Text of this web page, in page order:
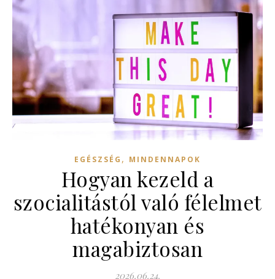
EGÉSZSÉG , MINDENNAPOK
Hogyan kezeld a
szocialitástól való félelmet
hatékonyan és
magabiztosan
2026.06.24.